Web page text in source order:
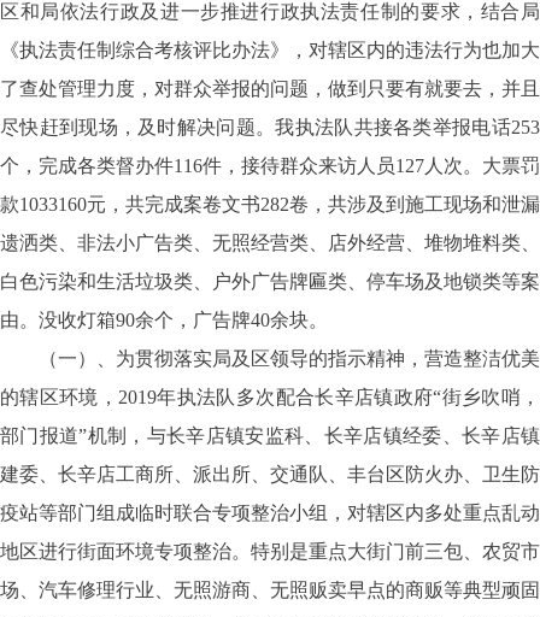
区和局依法行政及进一步推进行政执法责任制的要求，结合局
《执法责任制综合考核评比办法》，对辖区内的违法行为也加大
了查处管理力度，对群众举报的问题，做到只要有就要去，并且
尽快赶到现场，及时解决问题。我执法队共接各类举报电话253
个，完成各类督办件116件，接待群众来访人员127人次。大票罚
款1033160元，共完成案卷文书282卷，共涉及到施工现场和泄漏
遗洒类、非法小广告类、无照经营类、店外经营、堆物堆料类、
白色污染和生活垃圾类、户外广告牌匾类、停车场及地锁类等案
由。没收灯箱90余个，广告牌40余块。
（一）、为贯彻落实局及区领导的指示精神，营造整洁优美
的辖区环境，2019年执法队多次配合长辛店镇政府“街乡吹哨，
部门报道”机制，与长辛店镇安监科、长辛店镇经委、长辛店镇
建委、长辛店工商所、派出所、交通队、丰台区防火办、卫生防
疫站等部门组成临时联合专项整治小组，对辖区内多处重点乱动
地区进行街面环境专项整治。特别是重点大街门前三包、农贸市
场、汽车修理行业、无照游商、无照贩卖早点的商贩等典型顽固